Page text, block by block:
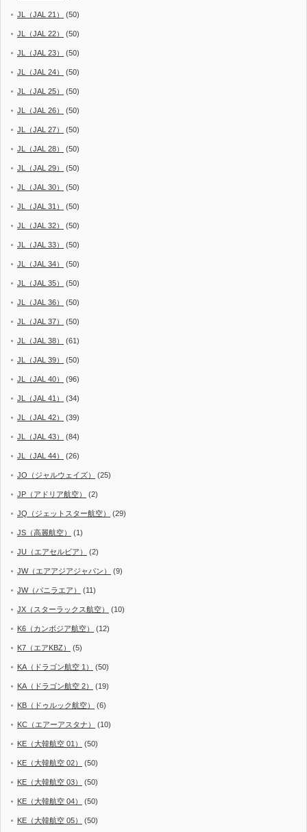
JL（JAL 21） (50)
JL（JAL 22） (50)
JL（JAL 23） (50)
JL（JAL 24） (50)
JL（JAL 25） (50)
JL（JAL 26） (50)
JL（JAL 27） (50)
JL（JAL 28） (50)
JL（JAL 29） (50)
JL（JAL 30） (50)
JL（JAL 31） (50)
JL（JAL 32） (50)
JL（JAL 33） (50)
JL（JAL 34） (50)
JL（JAL 35） (50)
JL（JAL 36） (50)
JL（JAL 37） (50)
JL（JAL 38） (61)
JL（JAL 39） (50)
JL（JAL 40） (96)
JL（JAL 41） (34)
JL（JAL 42） (39)
JL（JAL 43） (84)
JL（JAL 44） (26)
JO（ジャルウェイズ） (25)
JP（アドリア航空） (2)
JQ（ジェットスター航空） (29)
JS（高麗航空） (1)
JU（エアセルビア） (2)
JW（エアアジアジャパン） (9)
JW（バニラエア） (11)
JX（スターラックス航空） (10)
K6（カンボジア航空） (12)
K7（エアKBZ） (5)
KA（ドラゴン航空 1） (50)
KA（ドラゴン航空 2） (19)
KB（ドゥルック航空） (6)
KC（エアーアスタナ） (10)
KE（大韓航空 01） (50)
KE（大韓航空 02） (50)
KE（大韓航空 03） (50)
KE（大韓航空 04） (50)
KE（大韓航空 05） (50)